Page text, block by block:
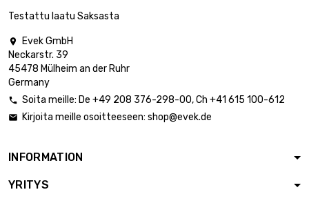
Testattu laatu Saksasta

Evek GmbH
Neckarstr. 39
45478 Mülheim an der Ruhr
Germany
 Soita meille: De +49 208 376-298-00, Ch +41 615 100-612
 Kirjoita meille osoitteeseen: shop@evek.de
INFORMATION
YRITYS